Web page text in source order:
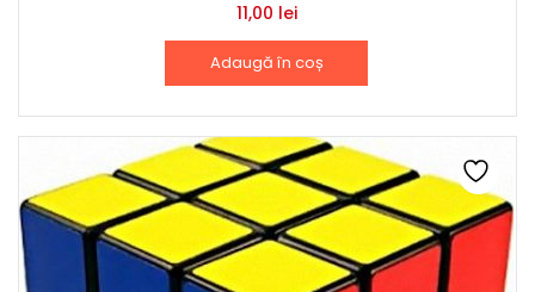
11,00 lei
Adaugă în coș